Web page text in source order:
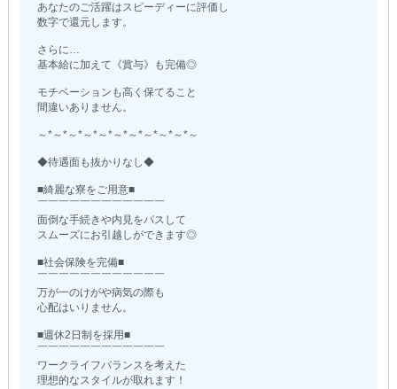
あなたのご活躍はスピーディーに評価し
数字で還元します。
さらに…
基本給に加えて《賞与》も完備◎
モチベーションも高く保てること
間違いありません。
～*～*～*～*～*～*～*～*～*～*～
◆待遇面も抜かりなし◆
■綺麗な寮をご用意■
￣￣￣￣￣￣￣￣￣￣￣￣
面倒な手続きや内見をパスして
スムーズにお引越しができます◎
■社会保険を完備■
￣￣￣￣￣￣￣￣￣￣￣￣
万が一のけがや病気の際も
心配はいりません。
■週休2日制を採用■
￣￣￣￣￣￣￣￣￣￣￣￣
ワークライフバランスを考えた
理想的なスタイルが取れます！